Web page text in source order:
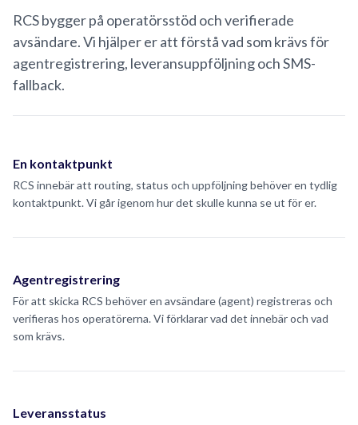
RCS bygger på operatörsstöd och verifierade
avsändare. Vi hjälper er att förstå vad som krävs för
agentregistrering, leveransuppföljning och SMS-
fallback.
En kontaktpunkt
RCS innebär att routing, status och uppföljning behöver en tydlig
kontaktpunkt. Vi går igenom hur det skulle kunna se ut för er.
Agentregistrering
För att skicka RCS behöver en avsändare (agent) registreras och
verifieras hos operatörerna. Vi förklarar vad det innebär och vad
som krävs.
Leveransstatus